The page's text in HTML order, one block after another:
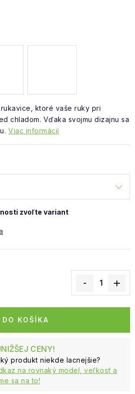
ktoré vaše ruky pri
chladom. Vďaka svojmu dizajnu sa
Viac informácií
DO KOŠÍKA
CENY!
produkt niekde lacnejšie?
na rovnaký model, veľkosť a
sa na to!